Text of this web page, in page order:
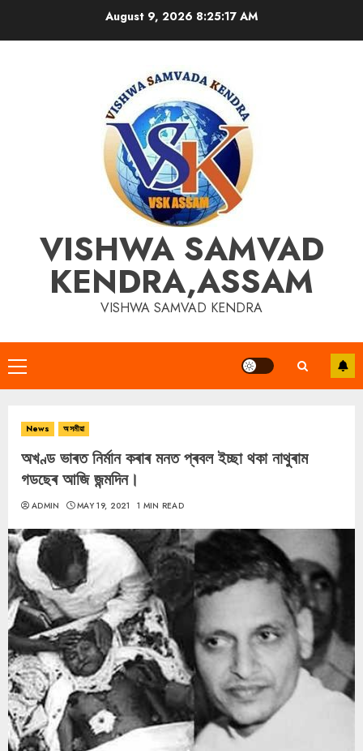
August 9, 2026 8:25:18 AM
VISHWA SAMVAD
KENDRA,ASSAM
VISHWA SAMVAD KENDRA
Primary
Menu
News অসমীয়া
অখণ্ড ভাৰত নিৰ্মান কৰাৰ মনত প্ৰবল ইচ্ছা থকা নাথুৰাম
গডছেৰ আজি জন্মদিন।
ADMIN MAY 19, 2021 1 MIN READ